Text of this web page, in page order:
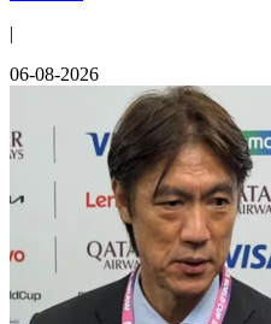
|
06-08-2026